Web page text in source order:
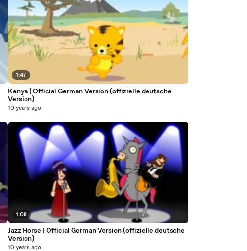
1:47
Kenya | Official German Version (offizielle deutsche
Version)
10 years ago
1:08
Jazz Horse | Official German Version (offizielle deutsche
Version)
10 years ago